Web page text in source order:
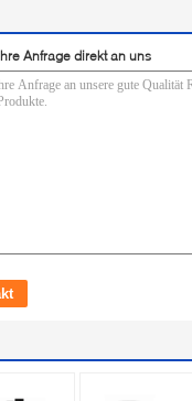
Anfrage direkt an uns